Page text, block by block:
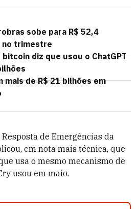
sobe para R$ 52,4
no trimestre
diz que usou o ChatGPT
de R$ 21 bilhões em
de Emergências da
em nota mais técnica, que
usa o mesmo mecanismo de
usou em maio.